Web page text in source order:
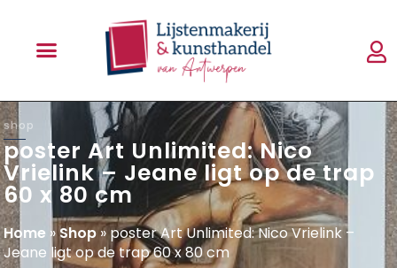
shop
poster Art Unlimited: Nico
Vrielink – Jeane ligt op de trap
60 x 80 cm
Home »Shop » poster Art Unlimited: Nico Vrielink –
Jeane ligt op de trap 60 x 80 cm